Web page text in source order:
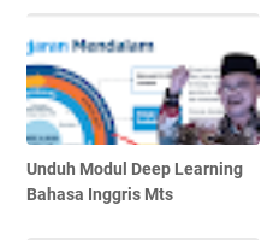
Unduh Modul Deep Learning
Bahasa Inggris Mts